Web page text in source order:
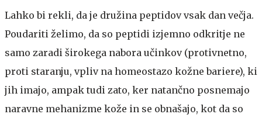
Lahko bi rekli, da je družina peptidov vsak dan večja.
Poudariti želimo, da so peptidi izjemno odkritje ne
samo zaradi širokega nabora učinkov (protivnetno,
proti staranju, vpliv na homeostazo kožne bariere), ki
jih imajo, ampak tudi zato, ker natančno posnemajo
naravne mehanizme kože in se obnašajo, kot da so